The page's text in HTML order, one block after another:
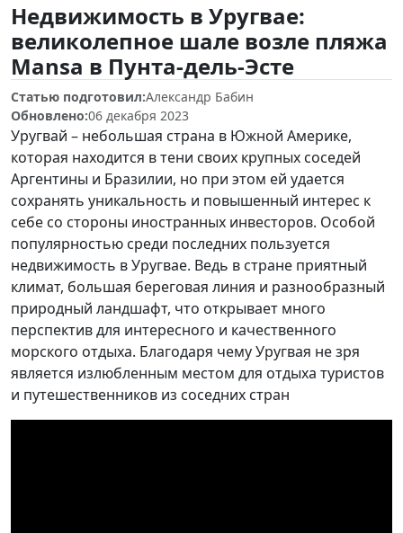
Недвижимость в Уругвае:
великолепное шале возле пляжа
Mansa в Пунта-дель-Эсте
Статью подготовил:Александр Бабин
Обновлено:06 декабря 2023
Уругвай – небольшая страна в Южной Америке,
которая находится в тени своих крупных соседей
Аргентины и Бразилии, но при этом ей удается
сохранять уникальность и повышенный интерес к
себе со стороны иностранных инвесторов. Особой
популярностью среди последних пользуется
недвижимость в Уругвае. Ведь в стране приятный
климат, большая береговая линия и разнообразный
природный ландшафт, что открывает много
перспектив для интересного и качественного
морского отдыха. Благодаря чему Уругвая не зря
является излюбленным местом для отдыха туристов
и путешественников из соседних стран